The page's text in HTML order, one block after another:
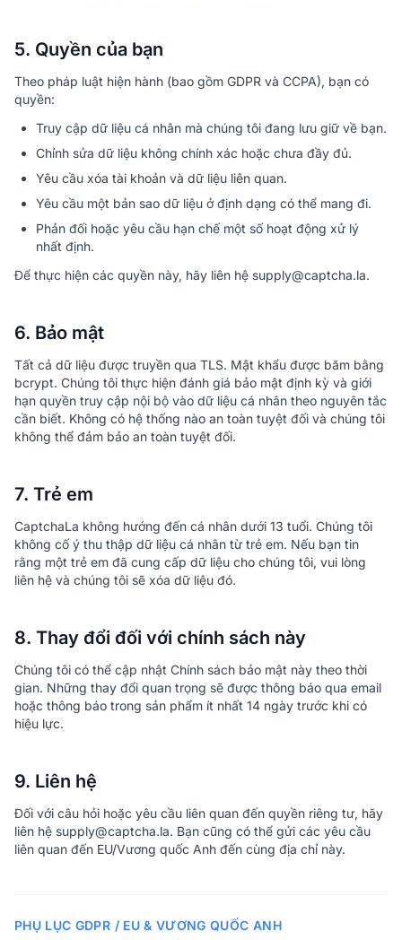
5. Quyền của bạn
Theo pháp luật hiện hành (bao gồm GDPR và CCPA), bạn có
quyền:
Truy cập dữ liệu cá nhân mà chúng tôi đang lưu giữ về bạn.
Chỉnh sửa dữ liệu không chính xác hoặc chưa đầy đủ.
Yêu cầu xóa tài khoản và dữ liệu liên quan.
Yêu cầu một bản sao dữ liệu ở định dạng có thể mang đi.
Phản đối hoặc yêu cầu hạn chế một số hoạt động xử lý
nhất định.
Để thực hiện các quyền này, hãy liên hệ supply@captcha.la.
6. Bảo mật
Tất cả dữ liệu được truyền qua TLS. Mật khẩu được băm bằng
bcrypt. Chúng tôi thực hiện đánh giá bảo mật định kỳ và giới
hạn quyền truy cập nội bộ vào dữ liệu cá nhân theo nguyên tắc
cần biết. Không có hệ thống nào an toàn tuyệt đối và chúng tôi
không thể đảm bảo an toàn tuyệt đối.
7. Trẻ em
CaptchaLa không hướng đến cá nhân dưới 13 tuổi. Chúng tôi
không cố ý thu thập dữ liệu cá nhân từ trẻ em. Nếu bạn tin
rằng một trẻ em đã cung cấp dữ liệu cho chúng tôi, vui lòng
liên hệ và chúng tôi sẽ xóa dữ liệu đó.
8. Thay đổi đối với chính sách này
Chúng tôi có thể cập nhật Chính sách bảo mật này theo thời
gian. Những thay đổi quan trọng sẽ được thông báo qua email
hoặc thông báo trong sản phẩm ít nhất 14 ngày trước khi có
hiệu lực.
9. Liên hệ
Đối với câu hỏi hoặc yêu cầu liên quan đến quyền riêng tư, hãy
liên hệ supply@captcha.la. Bạn cũng có thể gửi các yêu cầu
liên quan đến EU/Vương quốc Anh đến cùng địa chỉ này.
PHỤ LỤC GDPR / EU & VƯƠNG QUỐC ANH